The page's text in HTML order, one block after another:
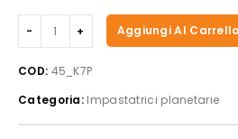
Easyline
-
Planetaria
K7P
quantità
Aggiungi Al Carrello
COD: 45_K7P
Categoria: Impastatrici planetarie